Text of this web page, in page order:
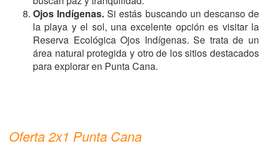
Ojos Indígenas.Si estás buscando un descanso de
la playa y el sol, una excelente opción es visitar la
Reserva Ecológica Ojos Indígenas. Se trata de un
área natural protegida y otro de los sitios destacados
para explorar en Punta Cana.
Oferta 2x1 Punta Cana